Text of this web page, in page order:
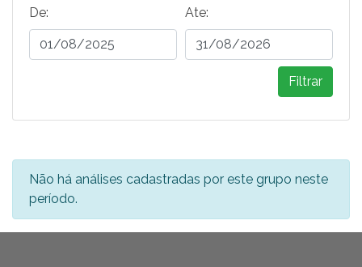
De: Ate:
Filtrar
Não há análises cadastradas por este grupo neste
período.